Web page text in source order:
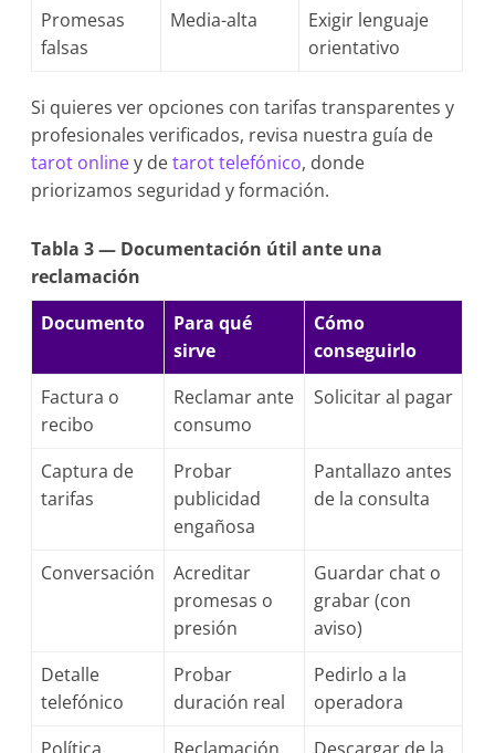
Promesas
falsas
Media-alta
Exigir lenguaje
orientativo
Si quieres ver opciones con tarifas transparentes y
profesionales verificados, revisa nuestra guía de
tarot onliney detarot telefónico, donde
priorizamos seguridad y formación.
Tabla 3 — Documentación útil ante una
reclamación
Documento
Para qué
sirve
Cómo
conseguirlo
Factura o
recibo
Reclamar ante
consumo
Solicitar al pagar
Captura de
tarifas
Probar
publicidad
engañosa
Pantallazo antes
de la consulta
Conversación
Acreditar
promesas o
presión
Guardar chat o
grabar (con
aviso)
Detalle
telefónico
Probar
duración real
Pedirlo a la
operadora